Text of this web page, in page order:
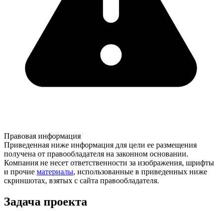
Правовая информация
Приведенная ниже информация для цели ее размещения
получена от правообладателя на законном основании.
Компания не несет ответственности за изображения, шрифты
и прочие материалы, использованные в приведенных ниже
скриншотах, взятых с сайта правообладателя.
Задача проекта